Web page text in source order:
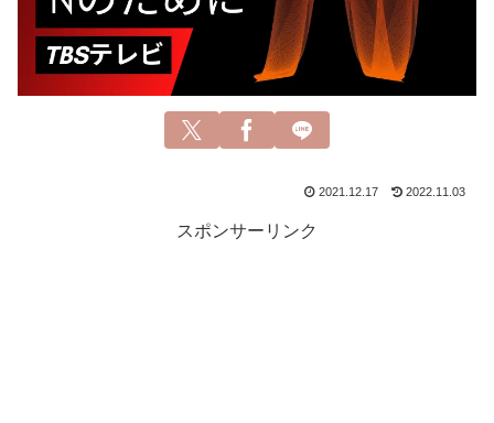
2021.12.17 2022.11.03
スポンサーリンク